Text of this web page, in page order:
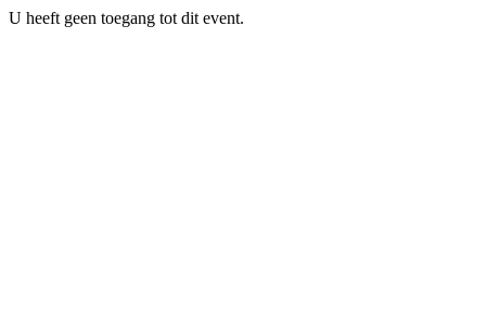
U heeft geen toegang tot dit event.